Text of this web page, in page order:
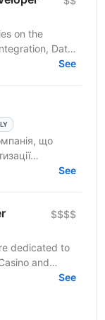
on the
Data
See
що
See
$$$$
dedicated to
and
See